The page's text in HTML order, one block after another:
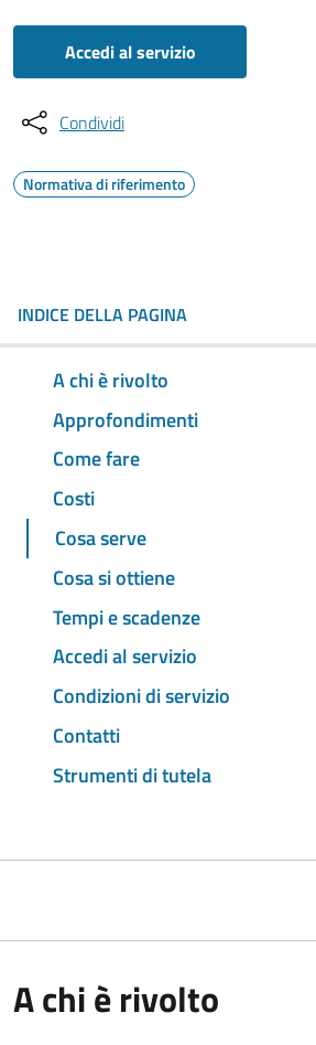
Accedi al servizio
Condividi
Normativa di riferimento
INDICE DELLA PAGINA
A chi è rivolto
Approfondimenti
Come fare
Costi
Cosa serve
Cosa si ottiene
Tempi e scadenze
Accedi al servizio
Condizioni di servizio
Contatti
Strumenti di tutela
A chi è rivolto